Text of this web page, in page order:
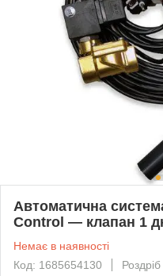
Автоматична
Control — клапан 1
Немає в наявності
Код: 1685654130
Роздріб